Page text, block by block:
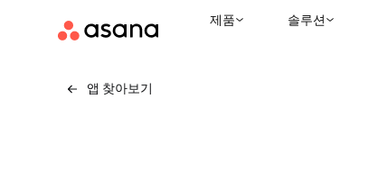
제품 솔루션
앱 찾아보기